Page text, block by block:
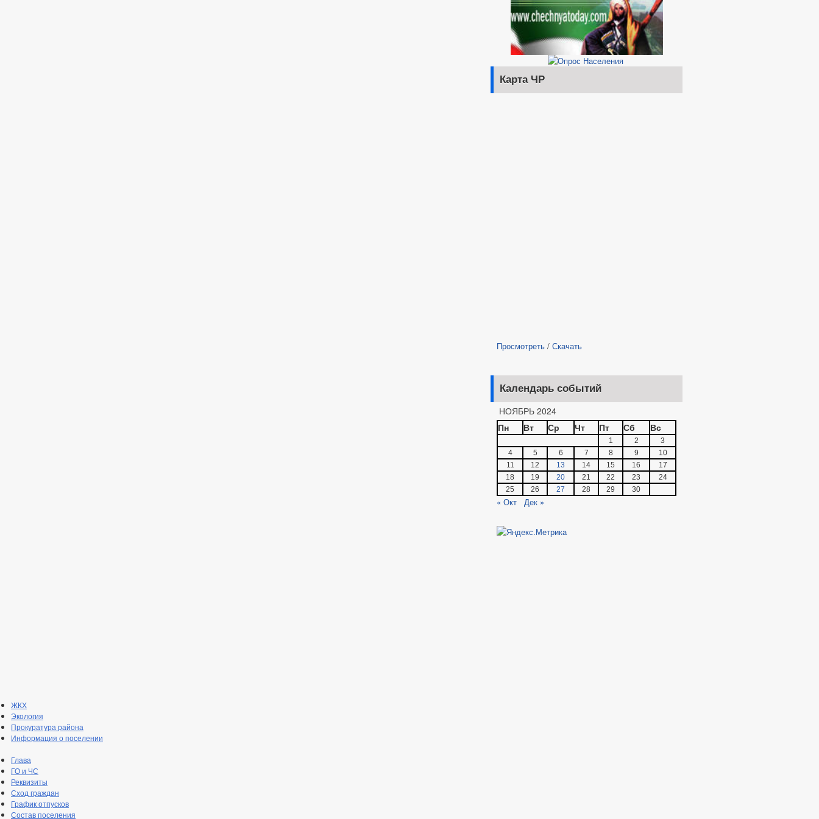
Карта ЧР
Просмотреть / Скачать
Календарь событий
НОЯБРЬ 2024
Пн
Вт Ср Чт Пт Сб Вс
1 2
3
4
5 6 7 8 9
10
11
12 13 14 15 16
17
18
19 20 21 22 23
24
25
26 27 28 29 30
« Окт Дек »
ЖКХ
Экология
Прокуратура района
Информация о поселении
Глава
ГО и ЧС
Реквизиты
Сход граждан
График отпусков
Состав поселения